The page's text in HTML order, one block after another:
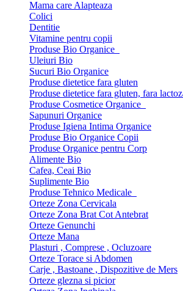
Mama care Alapteaza
Colici
Dentitie
Vitamine pentru copii
Produse Bio Organice
Uleiuri Bio
Sucuri Bio Organice
Produse dietetice fara gluten
Produse dietetice fara gluten, fara
Produse Cosmetice Organice
Sapunuri Organice
Produse Igiena Intima Organice
Produse Bio Organice Copii
Produse Organice pentru Corp
Alimente Bio
Cafea, Ceai Bio
Suplimente Bio
Produse Tehnico Medicale
Orteze Zona Cervicala
Orteze Zona Brat Cot Antebrat
Orteze Genunchi
Orteze Mana
Plasturi , Comprese , Ocluzoare
Orteze Torace si Abdomen
Carje , Bastoane , Dispozitive de Mers
Orteze glezna si picior